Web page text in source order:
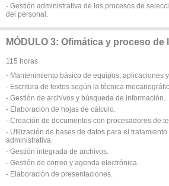
- Gestión administrativa de los procesos de
del personal.
MÓDULO 3: Ofimática y proceso de
115 horas
- Mantenimiento básico de equipos, aplicaciones y
- Escritura de textos según la técnica
- Gestión de archivos y búsqueda de información.
- Elaboración de hojas de cálculo.
- Creación de documentos con procesadores de
- Utilización de bases de datos para el
administrativa.
- Gestión integrada de archivos.
- Gestión de correo y agenda electrónica.
- Elaboración de presentaciones.